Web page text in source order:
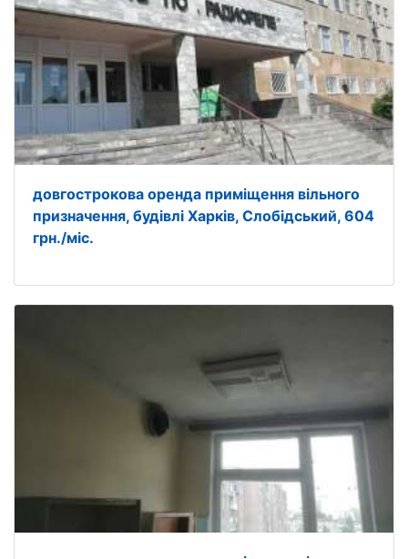
довгострокова оренда приміщення вільного
призначення, будівлі Харків, Слобідський, 604
грн./міс.